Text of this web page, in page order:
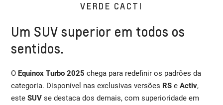
VERDE CACTI
Um SUV superior em todos os
sentidos.
O Equinox Turbo 2025 chega para redefinir os padrões da
categoria. Disponível nas exclusivas versões RS eActiv,
esteSUV se destaca dos demais, com superioridade em